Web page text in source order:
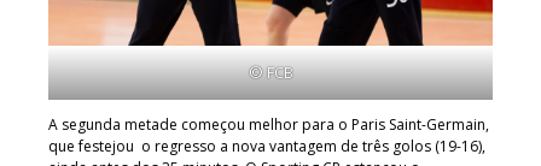
© FCB
A segunda metade começou melhor para o Paris Saint-Germain,
que festejou o regresso a nova vantagem de três golos (19-16),